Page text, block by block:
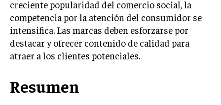
Acerca de Últimas entradas
Silvia Delgado
Soy Silvia Delgado, experta en comercio
electrónico. Me fascina observar cómo la
compramos y vendemos. En mi tiempo libre,
disfruto del senderismo, apreciando la belleza natural y la
creciente popularidad del comercio social, la
competencia por la atención del consumidor se
intensifica. Las marcas deben esforzarse por
destacar y ofrecer contenido de calidad para
atraer a los clientes potenciales.
Resumen